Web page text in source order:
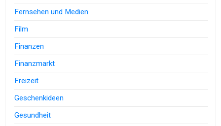
Fernsehen und Medien
Film
Finanzen
Finanzmarkt
Freizeit
Geschenkideen
Gesundheit